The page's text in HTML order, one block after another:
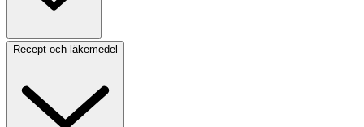
Recept och läkemedel